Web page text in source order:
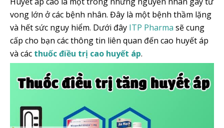
vong lớn ở các bệnh nhân. Đây là một bệnh thầm lặng
và hết sức nguy hiểm. Dưới đây ITP Pharma sẽ cung
cấp cho bạn các thông tin liên quan đến cao huyết áp
và các thuốc điều trị cao huyết áp.